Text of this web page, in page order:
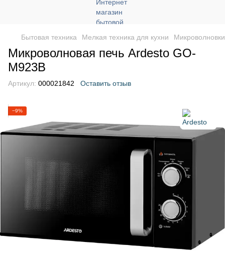
Бытовая техника Мелкая техника для кухни Микроволновки
Микроволновая печь Ardesto GO-
M923B
Артикул: 000021842 Оставить отзыв
−9%